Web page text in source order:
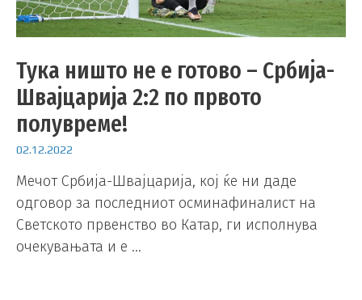
Тука ништо не е готово – Србија-
Швајцарија 2:2 по првото
полувреме!
02.12.2022
Мечот Србија-Швајцарија, кој ќе ни даде
одговор за последниот осминафиналист на
Светското првенство во Катар, ги исполнува
очекувањата и е …